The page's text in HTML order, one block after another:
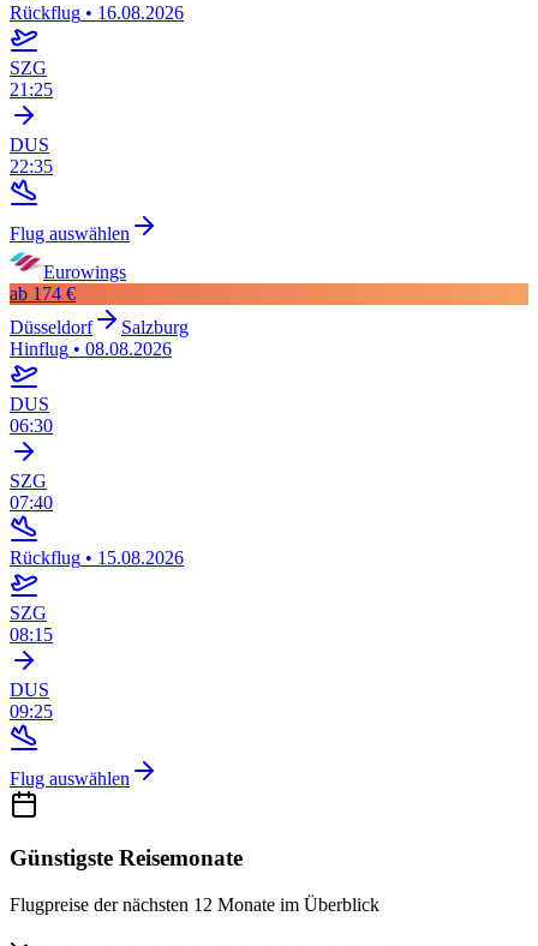
Rückflug • 16.08.2026
SZG
21:25
DUS
22:35
Flug auswählen
Eurowings
ab 174 €
Düsseldorf
Salzburg
Hinflug • 08.08.2026
DUS
06:30
SZG
07:40
Rückflug • 15.08.2026
SZG
08:15
DUS
09:25
Flug auswählen
Günstigste Reisemonate
Flugpreise der nächsten 12 Monate im Überblick